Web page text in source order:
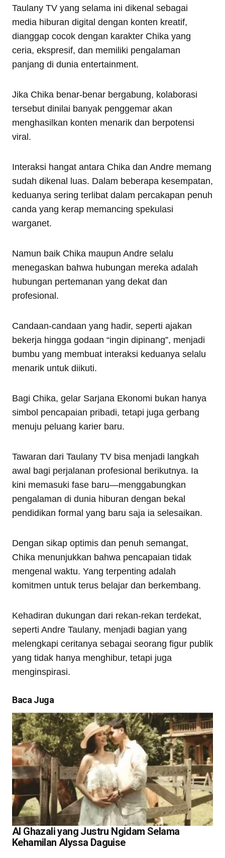
Taulany TV yang selama ini dikenal sebagai
media hiburan digital dengan konten kreatif,
dianggap cocok dengan karakter Chika yang
ceria, ekspresif, dan memiliki pengalaman
panjang di dunia entertainment.
Jika Chika benar-benar bergabung, kolaborasi
tersebut dinilai banyak penggemar akan
menghasilkan konten menarik dan berpotensi
viral.
Interaksi hangat antara Chika dan Andre memang
sudah dikenal luas. Dalam beberapa kesempatan,
keduanya sering terlibat dalam percakapan penuh
canda yang kerap memancing spekulasi
warganet.
Namun baik Chika maupun Andre selalu
menegaskan bahwa hubungan mereka adalah
hubungan pertemanan yang dekat dan
profesional.
Candaan-candaan yang hadir, seperti ajakan
bekerja hingga godaan “ingin dipinang”, menjadi
bumbu yang membuat interaksi keduanya selalu
menarik untuk diikuti.
Bagi Chika, gelar Sarjana Ekonomi bukan hanya
simbol pencapaian pribadi, tetapi juga gerbang
menuju peluang karier baru.
Tawaran dari Taulany TV bisa menjadi langkah
awal bagi perjalanan profesional berikutnya. Ia
kini memasuki fase baru—menggabungkan
pengalaman di dunia hiburan dengan bekal
pendidikan formal yang baru saja ia selesaikan.
Dengan sikap optimis dan penuh semangat,
Chika menunjukkan bahwa pencapaian tidak
mengenal waktu. Yang terpenting adalah
komitmen untuk terus belajar dan berkembang.
Kehadiran dukungan dari rekan-rekan terdekat,
seperti Andre Taulany, menjadi bagian yang
melengkapi ceritanya sebagai seorang figur publik
yang tidak hanya menghibur, tetapi juga
menginspirasi.
Baca Juga
Al Ghazali yang Justru Ngidam Selama
Kehamilan Alyssa Daguise